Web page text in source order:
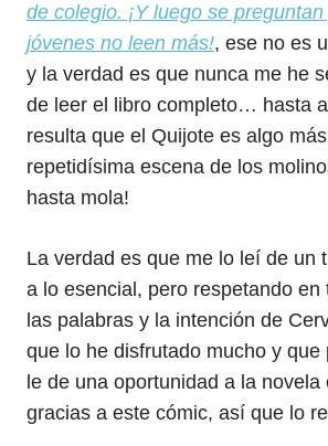
de colegio. ¡Y luego se
jóvenes no leen más!, ese no es
y la verdad es que nunca me he
de leer el libro completo… hasta
resulta que el Quijote es algo
repetidísima escena de los
hasta mola!
La verdad es que me lo leí de un
a lo esencial, pero respetando en
las palabras y la intención de
que lo he disfrutado mucho y que
le de una oportunidad a la novela
gracias a este cómic, así que lo